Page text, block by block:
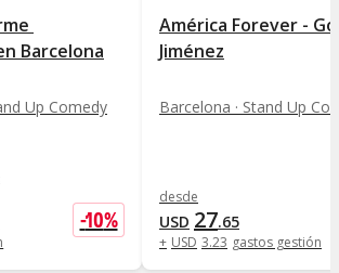

Barcelona
Up Comedy
-10%
América Forever -
Jiménez
Barcelona · Stand Up
desde
USD 27.65
+ USD 3.23 gastos gestión